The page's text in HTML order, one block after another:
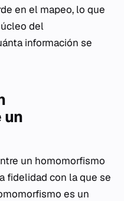
en el mapeo, lo que
del
información se
un
un homomorfismo
fidelidad con la que se
es un